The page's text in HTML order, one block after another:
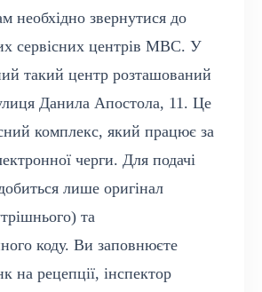
необхідно звернутися до
сервісних центрів МВС. У
такий центр розташований
Данила Апостола, 11. Це
комплекс, який працює за
черги. Для подачі
лише оригінал
та
коду. Ви заповнюєте
на рецепції, інспектор